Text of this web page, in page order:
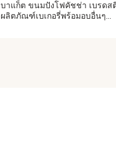
บาแก็ต ขนมปังโฟคัชช่า เบรดส
ผลิตภัณฑ์เบเกอรี่พร้อมอบอื่นๆ...